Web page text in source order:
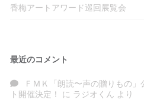
香梅アートアワード巡回展覧会
最近のコメント
ＦＭＫ「朗読〜声の贈りもの」
ト開催決定！ に ラジオくん より